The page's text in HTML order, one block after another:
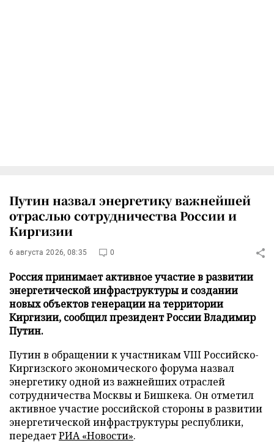
Путин назвал энергетику важнейшей
отраслью сотрудничества России и
Киргизии
6 августа 2026, 08:35 0
Россия принимает активное участие в развитии
энергетической инфраструктуры и создании
новых объектов генерации на территории
Киргизии, сообщил президент России Владимир
Путин.
Путин в обращении к участникам VIII Российско-
Киргизского экономического форума назвал
энергетику одной из важнейших отраслей
сотрудничества Москвы и Бишкека. Он отметил
активное участие российской стороны в развитии
энергетической инфраструктуры республики,
передаетРИА «Новости».